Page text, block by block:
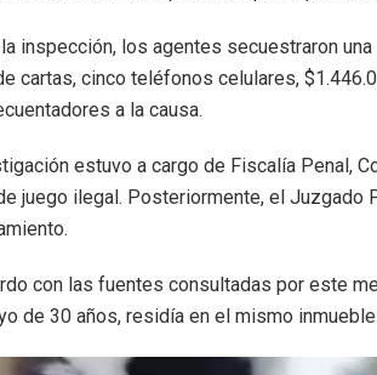
inspección, los agentes secuestraron
cartas, cinco teléfonos celulares,
a la causa.
estuvo a cargo de Fiscalía Penal,
juego ilegal. Posteriormente, el Juzgado
con las fuentes consultadas por este
de 30 años, residía en el mismo